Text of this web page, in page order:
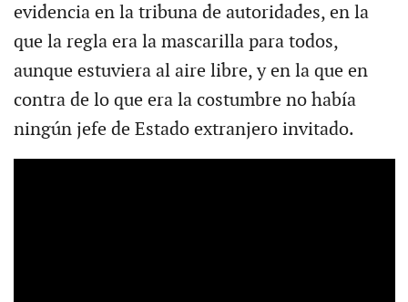
evidencia en la tribuna de autoridades, en la
que la regla era la mascarilla para todos,
aunque estuviera al aire libre, y en la que en
contra de lo que era la costumbre no había
ningún jefe de Estado extranjero invitado.